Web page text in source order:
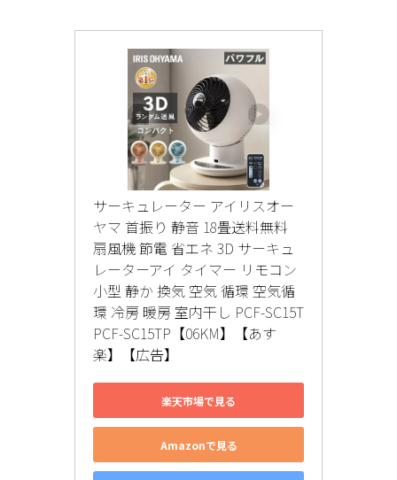
サーキュレーター アイリスオー
ヤマ 首振り 静音 18畳送料無料
扇風機 節電 省エネ 3D サーキュ
レーターアイ タイマー リモコン
小型 静か 換気 空気 循環 空気循
環 冷房 暖房 室内干し PCF-SC15T
PCF-SC15TP【06KM】【あす
楽】【広告】
楽天市場で見る
Amazonで見る